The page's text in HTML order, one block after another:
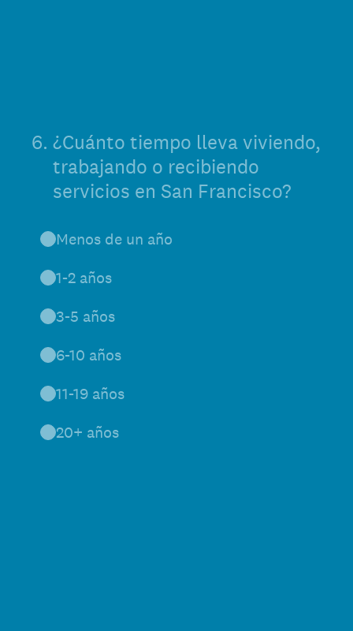
6. ¿Cuánto tiempo lleva viviendo,
trabajando o recibiendo
servicios en San Francisco?
Menos de un año
1-2 años
3-5 años
6-10 años
11-19 años
20+ años